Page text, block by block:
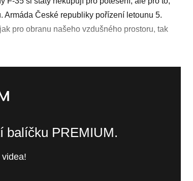
České republiky pořízení letounu 5.
pro obranu našeho vzdušného prostoru, tak
balíčku PREMIUM.